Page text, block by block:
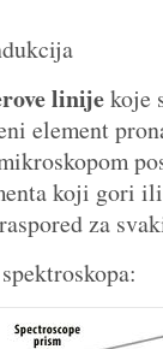
linijekoje
element
koji gori
za